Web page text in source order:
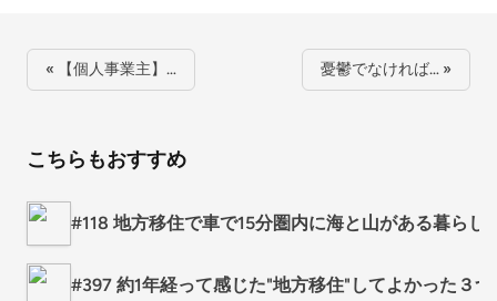
« 【個人事業主】… 憂鬱でなければ… »
こちらもおすすめ
#118 地方移住で車で15分圏内に海と山がある暮らし
#397 約1年経って感じた"地方移住"してよかった３